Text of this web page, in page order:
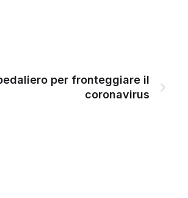
per fronteggiare il
coronavirus